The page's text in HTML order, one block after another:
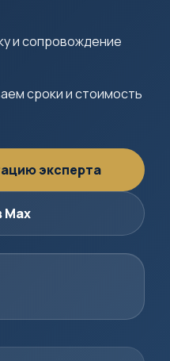
и сопровождение
сроки и стоимость
эксперта
Max